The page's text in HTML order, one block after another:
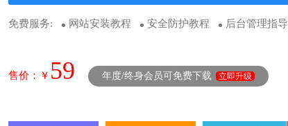
免费服务: 网站安装教程 安全防护教程 后台管理指导
售价：￥ 59 年度/终身会员可免费下载 立即升级